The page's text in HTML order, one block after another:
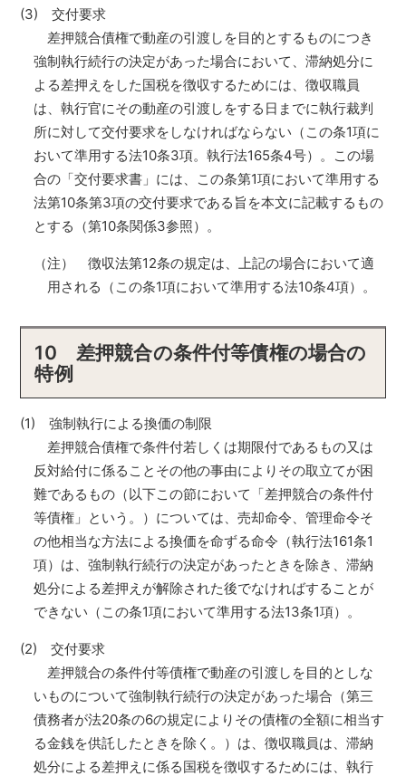
(3) 交付要求
差押競合債権で動産の引渡しを目的とするものにつき
強制執行続行の決定があった場合において、滞納処分に
よる差押えをした国税を徴収するためには、徴収職員
は、執行官にその動産の引渡しをする日までに執行裁判
所に対して交付要求をしなければならない（この条1項に
おいて準用する法10条3項。執行法165条4号）。この場
合の「交付要求書」には、この条第1項において準用する
法第10条第3項の交付要求である旨を本文に記載するもの
とする（第10条関係3参照）。
（注） 徴収法第12条の規定は、上記の場合において適
用される（この条1項において準用する法10条4項）。
10 差押競合の条件付等債権の場合の
特例
(1) 強制執行による換価の制限
差押競合債権で条件付若しくは期限付であるもの又は
反対給付に係ることその他の事由によりその取立てが困
難であるもの（以下この節において「差押競合の条件付
等債権」という。）については、売却命令、管理命令そ
の他相当な方法による換価を命ずる命令（執行法161条1
項）は、強制執行続行の決定があったときを除き、滞納
処分による差押えが解除された後でなければすることが
できない（この条1項において準用する法13条1項）。
(2) 交付要求
差押競合の条件付等債権で動産の引渡しを目的としな
いものについて強制執行続行の決定があった場合（第三
債務者が法20条の6の規定によりその債権の全額に相当す
る金銭を供託したときを除く。）は、徴収職員は、滞納
処分による差押えに係る国税を徴収するためには、執行